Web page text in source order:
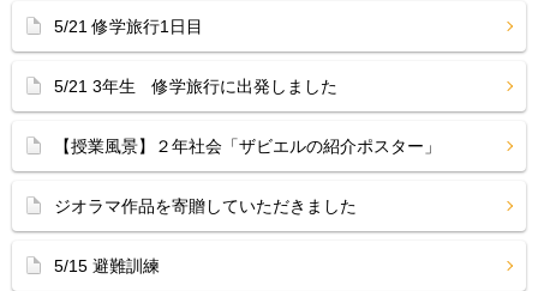
5/21 修学旅行1日目
5/21 3年生 修学旅行に出発しました
【授業風景】２年社会「ザビエルの紹介ポスター」
ジオラマ作品を寄贈していただきました
5/15 避難訓練